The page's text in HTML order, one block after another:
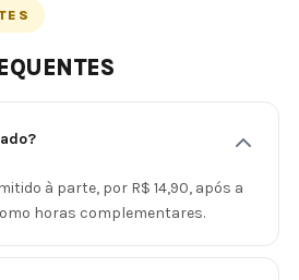
à parte, por R$ 14,90, após a
horas complementares.